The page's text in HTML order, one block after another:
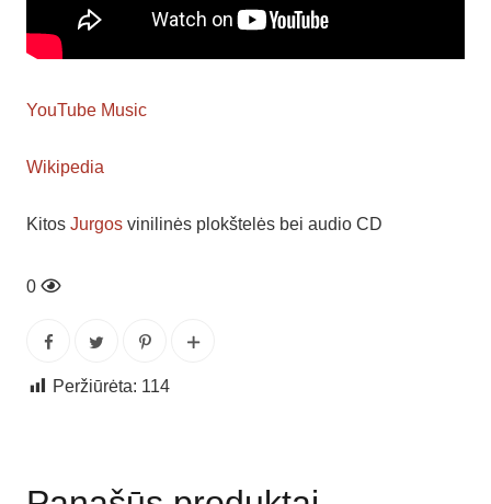
YouTube Music
Wikipedia
Kitos Jurgos vinilinės plokštelės bei audio CD
0
Peržiūrėta: 114